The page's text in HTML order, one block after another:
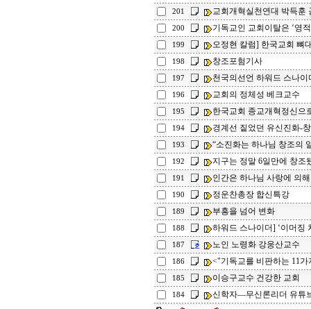
201 교회개혁실천연대 박득훈
200 기독교인 교회이탈은 ‘영
199 오정현 칼럼] 한국교회 뼈
198 창조포험기사
197 천국의선언 하워드 스나이
196 교회의 정체성 베크교수
195 한국교회 종교개혁정신으
194 경계선 짙었던 유신진화-
193 “소진화는 하나님 창조의
192 지구는 정말 6일만에 창조
191 인간은 하나님 사랑에 의
190 정운찬총장 합신특강
189 부흥을 넘어 변화
188 하워드 스나이더] ‘이머징
187 노인 노령화 강웅산교수
186 <"기독교를 비판하는 11가
185 이승구교수 건강한 교회
184 신학자―무신론리더 유튜